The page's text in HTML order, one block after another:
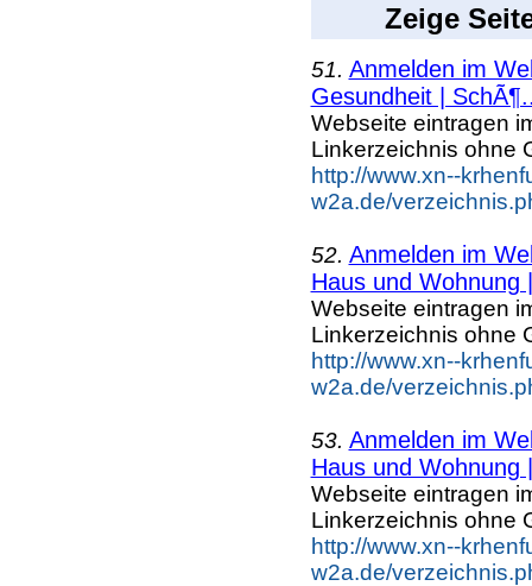
Zeige
51. Anmelden im
Gesundheit |
Webseite eintragen
Linkerzeichnis ohne
http://www.xn--
w2a.de/
52. Anmelden im
Haus und Wohnung
Webseite eintragen
Linkerzeichnis ohne
http://www.xn--
w2a.de/
53. Anmelden im
Haus und Wohnung
Webseite eintragen
Linkerzeichnis ohne
http://www.xn--
w2a.de/